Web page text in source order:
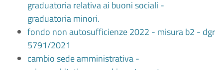
graduatoria relativa ai buoni sociali -
graduatoria minori.
fondo non autosufficienze 2022 - misura b2 - dgr
5791/2021
cambio sede amministrativa -